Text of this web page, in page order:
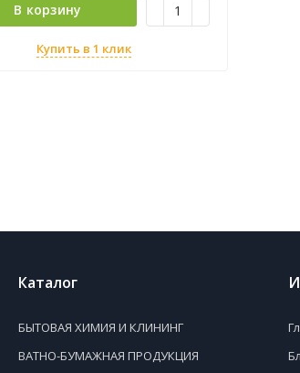
В корзину
Купить в 1 клик
Каталог
БЫТОВАЯ ХИМИЯ И КЛИНИНГ
ВАТНО-БУМАЖНАЯ ПРОДУКЦИЯ